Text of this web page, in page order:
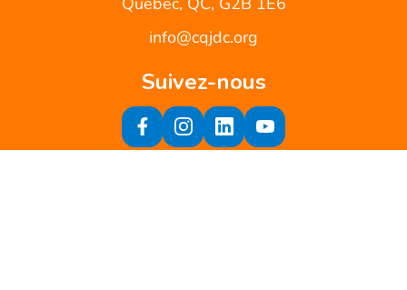
info@cqjdc.org
Suivez-nous